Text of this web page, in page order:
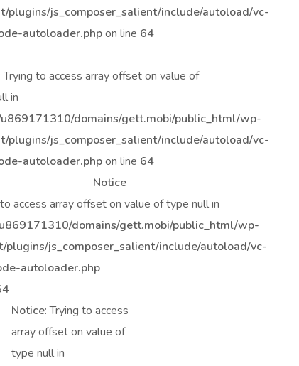
plugins/js_composer_salient/include/autoload/vc-
autoloader.phpon line 64
: Trying to access array offset on value of
in
domains/gett.mobi/public_html/wp-
plugins/js_composer_salient/include/autoload/vc-
autoloader.phpon line 64
Notice
access array offset on value of type null in
domains/gett.mobi/public_html/wp-
plugins/js_composer_salient/include/autoload/vc-
autoloader.php
Notice: Trying to access
array offset on value of
type null in